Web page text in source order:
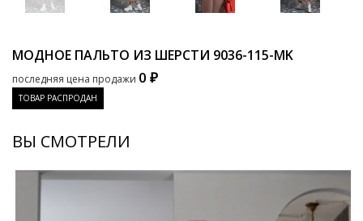
МОДНОЕ ПАЛЬТО ИЗ ШЕРСТИ 9036-115-MK
последняя цена продажи 0 ₽
ТОВАР РАСПРОДАН
ВЫ СМОТРЕЛИ